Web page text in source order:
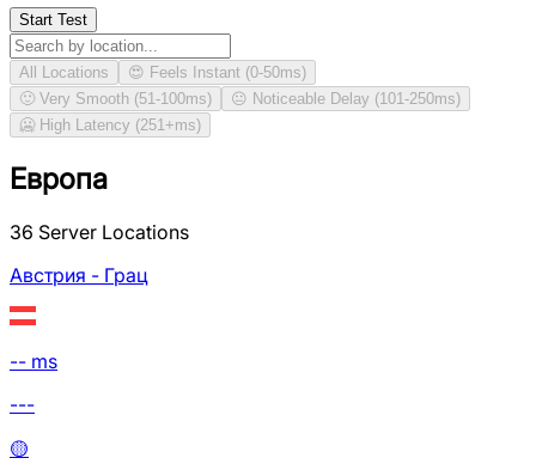
Start Test
All Locations
😍 Feels Instant (0-50ms)
🙂 Very Smooth (51-100ms)
😐 Noticeable Delay (101-250ms)
🥶 High Latency (251+ms)
Европа
36 Server Locations
Австрия - Грац
-- ms
---
🟡